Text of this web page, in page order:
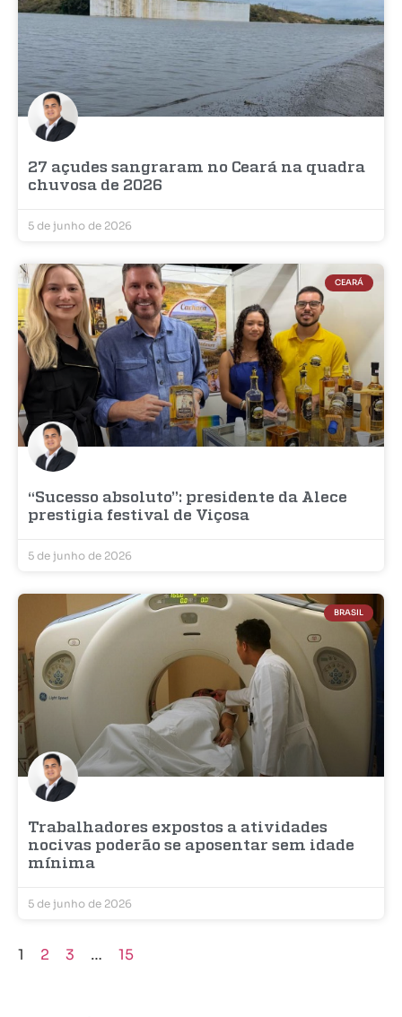
27 açudes sangraram no Ceará na quadra
chuvosa de 2026
5 de junho de 2026
CEARÁ
“Sucesso absoluto”: presidente da Alece
prestigia festival de Viçosa
5 de junho de 2026
BRASIL
Trabalhadores expostos a atividades
nocivas poderão se aposentar sem idade
mínima
5 de junho de 2026
1 2 3 … 15